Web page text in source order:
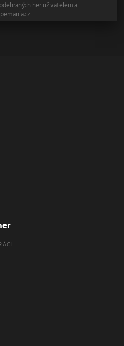
her uživatelem a